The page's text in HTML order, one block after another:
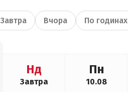
Завтра Вчора По годинах
Нд
Завтра
Пн
10.08